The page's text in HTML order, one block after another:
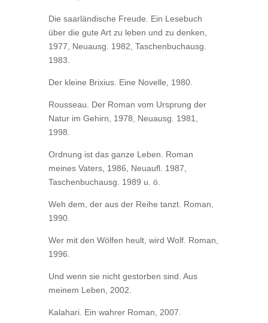
Die saarländische Freude. Ein Lesebuch
über die gute Art zu leben und zu denken,
1977, Neuausg. 1982, Taschenbuchausg.
1983.
Der kleine Brixius. Eine Novelle, 1980.
Rousseau. Der Roman vom Ursprung der
Natur im Gehirn, 1978, Neuausg. 1981,
1998.
Ordnung ist das ganze Leben. Roman
meines Vaters, 1986, Neuaufl. 1987,
Taschenbuchausg. 1989 u. ö.
Weh dem, der aus der Reihe tanzt. Roman,
1990.
Wer mit den Wölfen heult, wird Wolf. Roman,
1996.
Und wenn sie nicht gestorben sind. Aus
meinem Leben, 2002.
Kalahari. Ein wahrer Roman, 2007.